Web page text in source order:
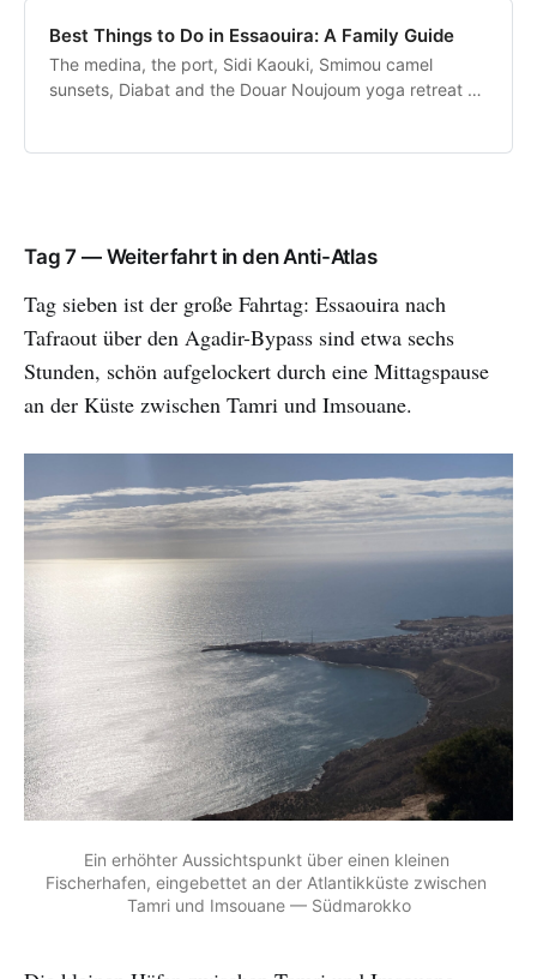
Best Things to Do in Essaouira: A Family Guide
The medina, the port, Sidi Kaouki, Smimou camel
sunsets, Diabat and the Douar Noujoum yoga retreat —
Tag 7 — Weiterfahrt in den Anti-Atlas
Tag sieben ist der große Fahrtag: Essaouira nach
Tafraout über den Agadir-Bypass sind etwa sechs
Stunden, schön aufgelockert durch eine Mittagspause
an der Küste zwischen Tamri und Imsouane.
Ein erhöhter Aussichtspunkt über einen kleinen
Fischerhafen, eingebettet an der Atlantikküste zwischen
Tamri und Imsouane — Südmarokko